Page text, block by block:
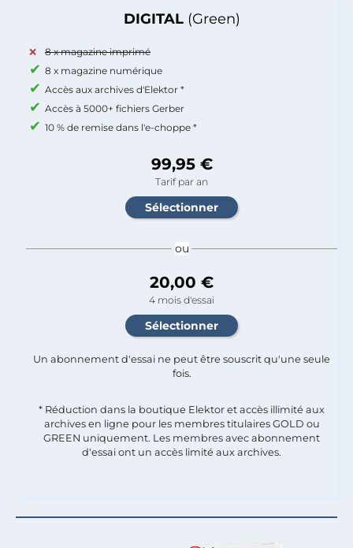
DIGITAL (Green)
8 x magazine imprimé
8 x magazine numérique
Accès aux archives d'Elektor *
Accès à 5000+ fichiers Gerber
10 % de remise dans l'e-choppe *
99,95 €
Tarif par an
ou
20,00 €
4 mois d'essai
Un abonnement d'essai ne peut être souscrit qu'une seule
fois.​
* Réduction dans la boutique Elektor et accès illimité aux
archives en ligne pour les membres titulaires GOLD ou
GREEN uniquement. Les membres avec abonnement
d'essai ont un accès limité aux archives.